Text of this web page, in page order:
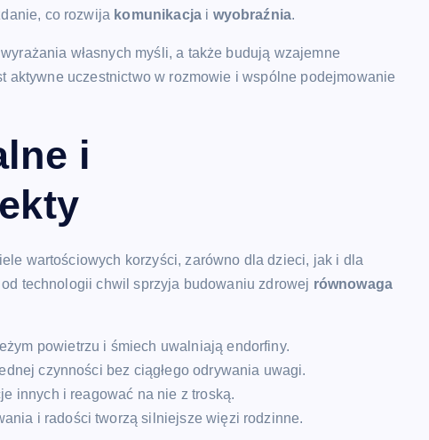
co rozwija komunikacja i wyobraźnia.
własnych myśli, a także budują wzajemne
aktywne uczestnictwo w rozmowie i wspólne podejmowanie
i
wartościowych korzyści, zarówno dla dzieci, jak i dla
technologii chwil sprzyja budowaniu zdrowej równowaga
powietrzu i śmiech uwalniają endorfiny.
czynności bez ciągłego odrywania uwagi.
innych i reagować na nie z troską.
i radości tworzą silniejsze więzi rodzinne.